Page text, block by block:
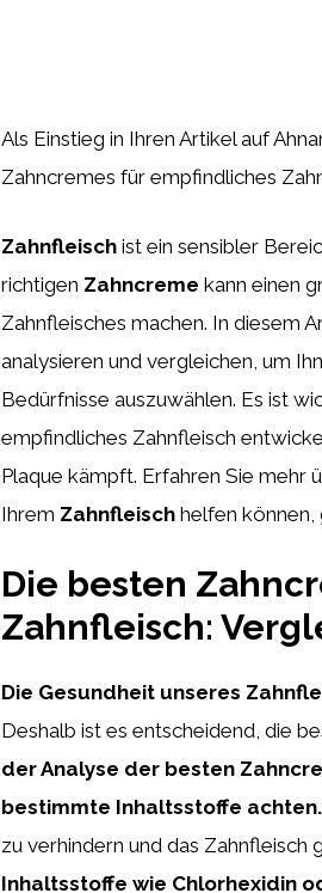
Als Einstieg in Ihren Artikel auf
Zahncremes für empfindliches
Zahnfleisch ist ein sensibler
richtigen Zahncreme kann einen
Zahnfleisches machen. In diesem
analysieren und vergleichen, um
Bedürfnisse auszuwählen. Es ist
empfindliches Zahnfleisch
Plaque kämpft. Erfahren Sie mehr
Ihrem Zahnfleisch helfen können,
Die besten
Zahnfleisch:
Die Gesundheit unseres
Deshalb ist es entscheidend, die
der Analyse der besten
bestimmte Inhaltsstoffe achten.
zu verhindern und das Zahnfleisch
Inhaltsstoffe wie Chlorhexidin